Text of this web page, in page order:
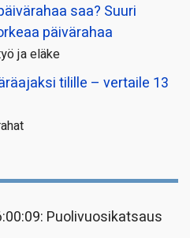
saa? Suuri
päivärahaa
ja eläke
tilille – vertaile 13
Puolivuosikatsaus